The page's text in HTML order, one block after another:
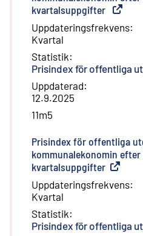
kvartalsuppgifter Extern
Uppdateringsfrekvens:
Kvartal
Statistik:
Prisindex för offentliga
Uppdaterad:
12.9.2025
11m5
Prisindex för offentliga
kommunalekonomin
kvartalsuppgifter Extern
Uppdateringsfrekvens:
Kvartal
Statistik:
Prisindex för offentliga